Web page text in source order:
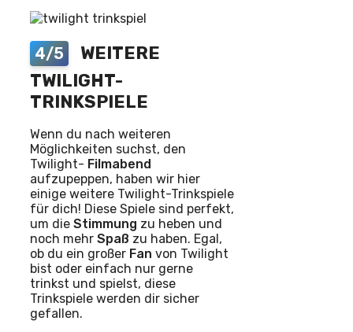
4/5
WEITERE
TWILIGHT-
TRINKSPIELE
Wenn du nach weiteren
Möglichkeiten suchst, den
Twilight- Filmabend
aufzupeppen, haben wir hier
einige weitere Twilight-Trinkspiele
für dich! Diese Spiele sind perfekt,
um die Stimmung zu heben und
noch mehr Spaß zu haben. Egal,
ob du ein großer Fan von Twilight
bist oder einfach nur gerne
trinkst und spielst, diese
Trinkspiele werden dir sicher
gefallen.